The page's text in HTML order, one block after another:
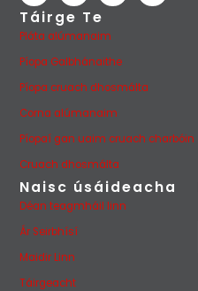
Táirge Te
Pláta alúmanaim
Píopa Galbhánaithe
Píopa cruach dhosmálta
Corna alúmanaim
Píopaí gan uaim cruach charbóin
Cruach dhosmálta
Naisc úsáideacha
Déan teagmháil linn
Ár Seirbhísí
Maidir Linn
Táirgeacht